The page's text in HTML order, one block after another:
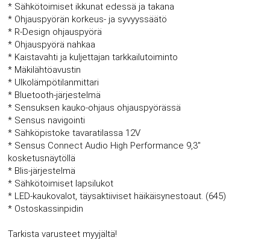
* Sähkötoimiset ikkunat edessä ja takana
* Ohjauspyörän korkeus- ja syvyyssäätö
* R-Design ohjauspyörä
* Ohjauspyörä nahkaa
* Kaistavahti ja kuljettajan tarkkailutoiminto
* Mäkilähtöavustin
* Ulkolämpötilanmittari
* Bluetooth-järjestelmä
* Sensuksen kauko-ohjaus ohjauspyörässä
* Sensus navigointi
* Sähköpistoke tavaratilassa 12V
* Sensus Connect Audio High Performance 9,3"
kosketusnäytöllä
* Blis-järjestelmä
* Sähkötoimiset lapsilukot
* LED-kaukovalot, täysaktiiviset häikäisynestoaut. (645)
* Ostoskassinpidin
Tarkista varusteet myyjältä!